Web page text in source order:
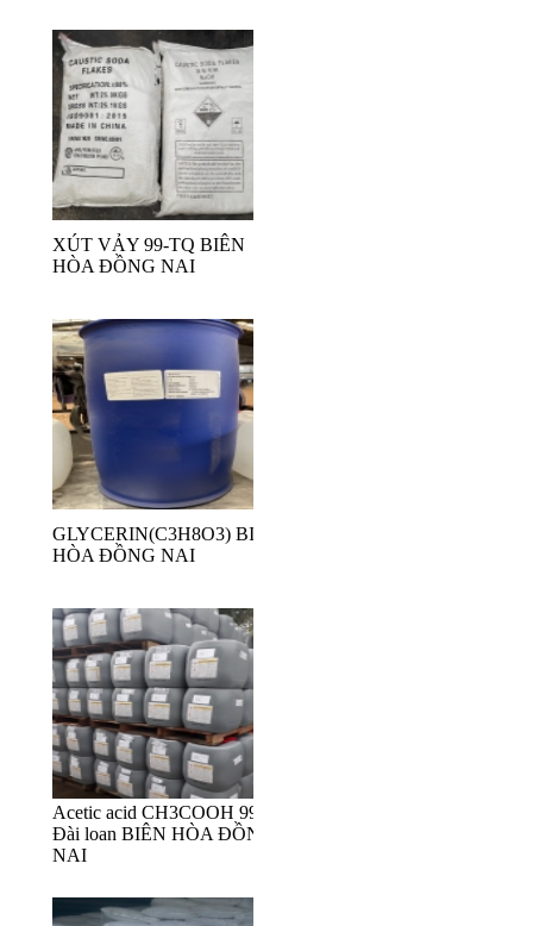
XÚT VẢY 99-TQ BIÊN
HÒA ĐỒNG NAI
GLYCERIN(C3H8O3) BIÊN
HÒA ĐỒNG NAI
Acetic acid CH3COOH 99%,
Đài loan BIÊN HÒA ĐỒNG
NAI